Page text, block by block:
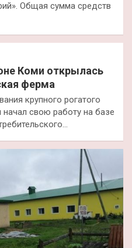
Общая сумма средств
Коми открылась
ферма
крупного рогатого
начал свою работу на базе